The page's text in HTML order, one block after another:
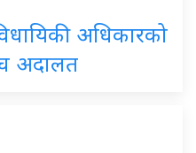
अधिकारको
अदालत